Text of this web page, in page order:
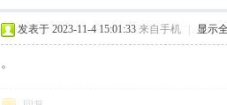
发表于 2023-11-4 15:01:33 来自手机 显示
。